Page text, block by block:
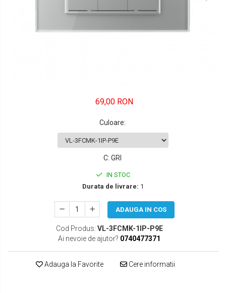
JEEP/CHRYSLER/DODGE
OPEL / VAUXHALL
69,00 RON
Culoare:
C: GRI
IN STOC
Durata de livrare: 1
ADAUGA IN COS
Cod Produs: VL-3FCMK-1IP-P9E
Ai nevoie de ajutor? 0740477371
Adauga la Favorite Cere informatii